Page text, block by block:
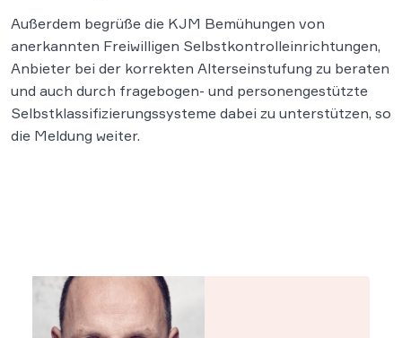
Außerdem begrüße die KJM Bemühungen von
anerkannten Freiwilligen Selbstkontrolleinrichtungen,
Anbieter bei der korrekten Alterseinstufung zu beraten
und auch durch fragebogen- und personengestützte
Selbstklassifizierungssysteme dabei zu unterstützen, so
die Meldung weiter.